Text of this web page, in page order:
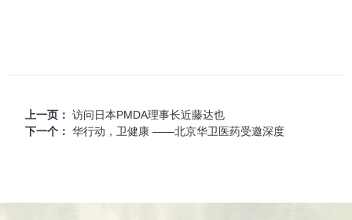
上一页：访问日本PMDA理事长近藤达也
下一个：华行动，卫健康 ——北京华卫医药受邀深度